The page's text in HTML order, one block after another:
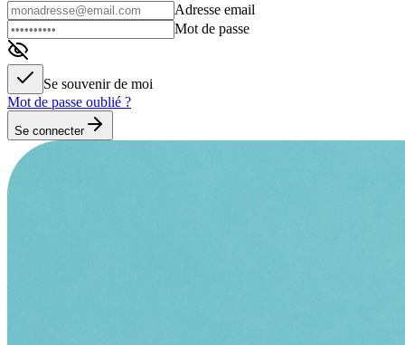
Adresse email
Mot de passe
Se souvenir de moi
Mot de passe oublié ?
Se connecter